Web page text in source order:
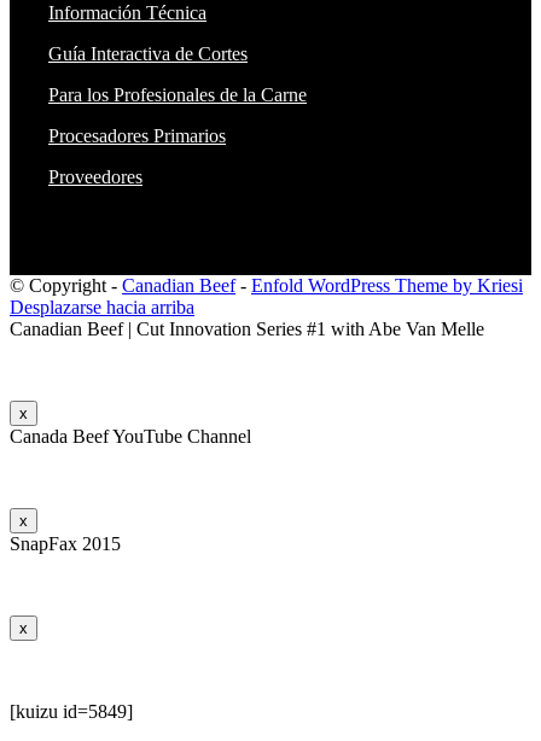
Información Técnica
Guía Interactiva de Cortes
Para los Profesionales de la Carne
Procesadores Primarios
Proveedores
© Copyright - Canadian Beef- Enfold WordPress Theme by Kriesi
Desplazarse hacia arriba
Canadian Beef | Cut Innovation Series #1 with Abe Van Melle
x
Canada Beef YouTube Channel
x
SnapFax 2015
x
[kuizu id=5849]